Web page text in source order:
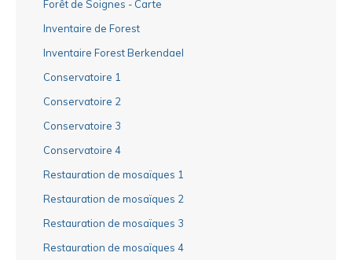
Forêt de Soignes - Carte
Inventaire de Forest
Inventaire Forest Berkendael
Conservatoire 1
Conservatoire 2
Conservatoire 3
Conservatoire 4
Restauration de mosaïques 1
Restauration de mosaïques 2
Restauration de mosaïques 3
Restauration de mosaïques 4